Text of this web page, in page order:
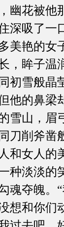
幽花被他
深吸了一
美艳的女
，眸子温
初雪般晶
他的鼻梁
雪山，眉
刀削斧凿
和女人的
种淡淡的
魂夺魄。
想和你们